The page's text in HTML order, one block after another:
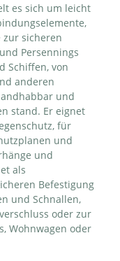
es sich um leicht
zur sicheren
Persennings
Schiffen, von
anderen
und
stand. Er eignet
für
und
und
als
Befestigung
und Schnallen,
oder zur
Wohnwagen oder